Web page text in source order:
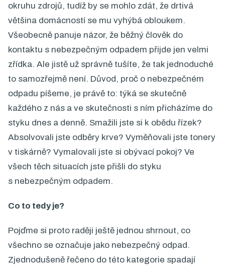
okruhu zdrojů, tudíž by se mohlo zdát, že drtivá
většina domácností se mu vyhýbá obloukem.
Všeobecně panuje názor, že běžný člověk do
kontaktu s nebezpečným odpadem přijde jen velmi
zřídka. Ale jistě už správně tušíte, že tak jednoduché
to samozřejmě není. Důvod, proč o nebezpečném
odpadu píšeme, je právě to: týká se skutečně
každého z nás a ve skutečnosti s ním přicházíme do
styku dnes a denně. Smažili jste si k obědu řízek?
Absolvovali jste odběry krve? Vyměňovali jste tonery
v tiskárně? Vymalovali jste si obývací pokoj? Ve
všech těch situacích jste přišli do styku
s nebezpečným odpadem.
Co to tedy je?
Pojďme si proto raději ještě jednou shrnout, co
všechno se označuje jako nebezpečný odpad.
Zjednodušeně řečeno do této kategorie spadají